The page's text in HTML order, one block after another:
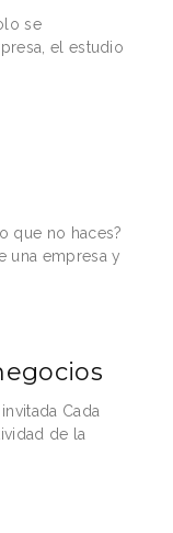
se
el estudio
que no haces?
una empresa y
Cada
de la